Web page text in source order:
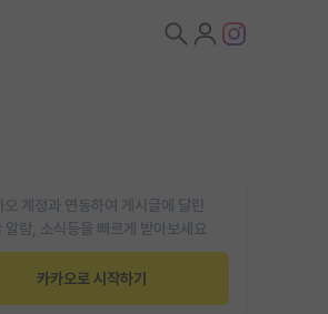
오 계정과 연동하여 게시글에 달린
알람, 소식등을 빠르게 받아보세요
카카오로 시작하기